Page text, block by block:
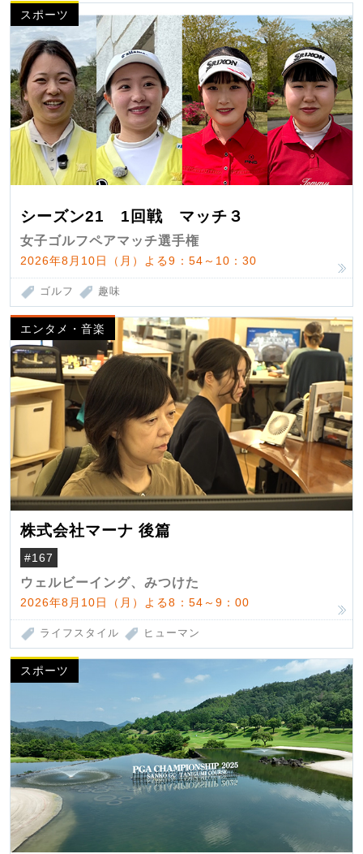
スポーツ
シーズン21 1回戦 マッチ３
女子ゴルフペアマッチ選手権
2026年8月10日（月）よる9：54～10：30
ゴルフ 趣味
エンタメ・音楽
株式会社マーナ 後篇
#167
ウェルビーイング、みつけた
2026年8月10日（月）よる8：54～9：00
ライフスタイル ヒューマン
スポーツ